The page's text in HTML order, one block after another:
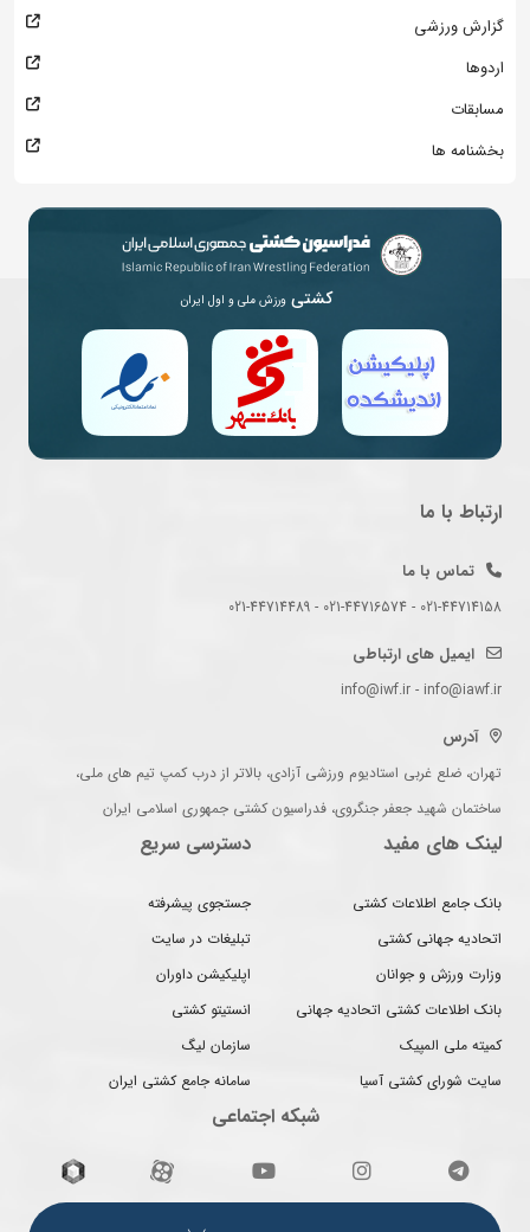
گزارش ورزشی
اردوها
مسابقات
بخشنامه ها
کشتی ورزش ملی و اول ایران
ارتباط با ما
تماس با ما
021-44714158 - 021-44716574 - 021-44714489
ایمیل های ارتباطی
info@iwf.ir - info@iawf.ir
آدرس
تهران، ضلع غربی استادیوم ورزشی آزادی، بالاتر از درب کمپ تیم های ملی،
ساختمان شهید جعفر جنگروی، فدراسیون کشتی جمهوری اسلامی ایران
لینک های مفید
بانک جامع اطلاعات کشتی
اتحادیه جهانی کشتی
وزارت ورزش و جوانان
بانک اطلاعات کشتی اتحادیه جهانی
کمیته ملی المپیک
سایت شورای کشتی آسیا
دسترسی سریع
جستجوی پیشرفته
تبلیغات در سایت
اپلیکیشن داوران
انستیتو کشتی
سازمان لیگ
سامانه جامع کشتی ایران
شبکه اجتماعی